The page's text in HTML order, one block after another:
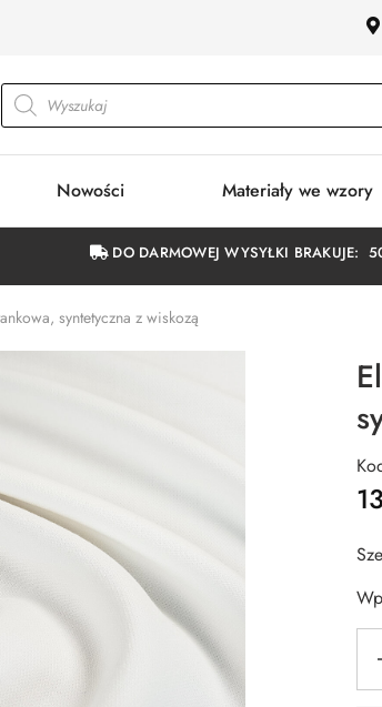
Nowości Materiały we wzory
DO DARMOWEJ WYSYŁKI BRAKUJE:
syntetyczna z wiskozą